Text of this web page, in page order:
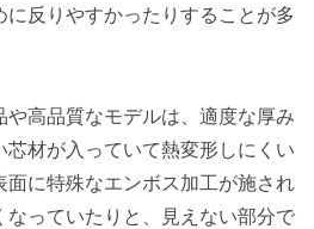
反りやすかったりすることが多
高品質なモデルは、適度な厚み
芯材が入っていて熱変形しにくい
に特殊なエンボス加工が施され
なっていたりと、見えない部分で